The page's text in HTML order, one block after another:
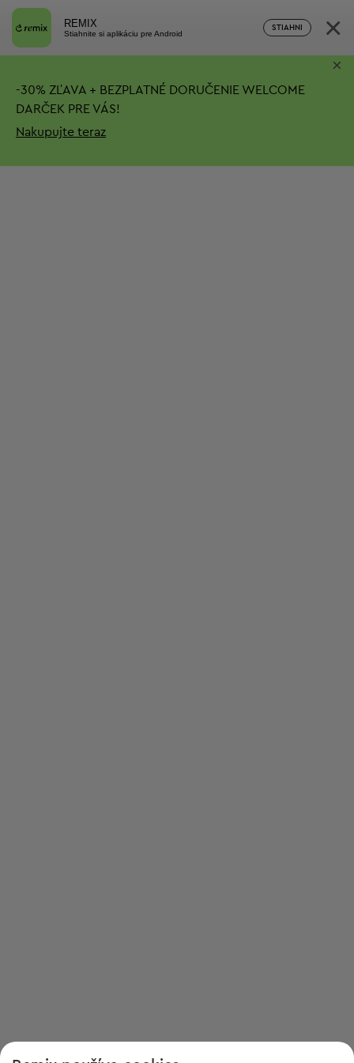
REMIX
Stiahnite si aplikáciu pre Android
STIAHNI ×
-30% ZĽAVA + BEZPLATNÉ DORUČENIE WELCOME
DARČEK PRE VÁS!
Nakupujte teraz
×